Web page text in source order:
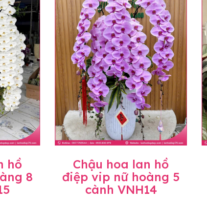
hồ
8
Chậu hoa lan hồ
điệp vip nữ hoàng 5
cành VNH14